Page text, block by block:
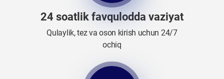
24 soatlik favqulodda vaziyat
Qulaylik, tez va oson kirish uchun 24/7
ochiq